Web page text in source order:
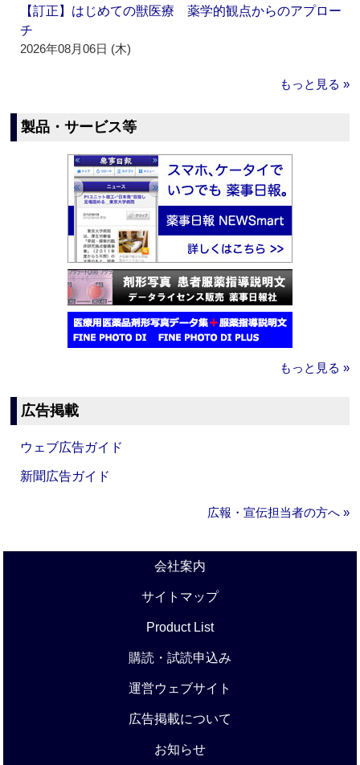
【訂正】はじめての獣医療 薬学的観点からのアプロー
チ
2026年08月06日 (木)
もっと見る »
製品・サービス等
もっと見る »
広告掲載
ウェブ広告ガイド
新聞広告ガイド
広報・宣伝担当者の方へ »
会社案内
サイトマップ
Product List
購読・試読申込み
運営ウェブサイト
広告掲載について
お知らせ